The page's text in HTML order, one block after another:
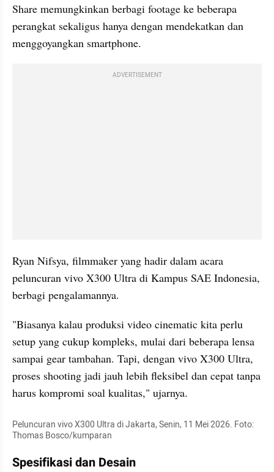
Share memungkinkan berbagi footage ke beberapa
perangkat sekaligus hanya dengan mendekatkan dan
menggoyangkan smartphone.
ADVERTISEMENT
Ryan Nifsya, filmmaker yang hadir dalam acara
peluncuran vivo X300 Ultra di Kampus SAE Indonesia,
berbagi pengalamannya.
"Biasanya kalau produksi video cinematic kita perlu
setup yang cukup kompleks, mulai dari beberapa lensa
sampai gear tambahan. Tapi, dengan vivo X300 Ultra,
proses shooting jadi jauh lebih fleksibel dan cepat tanpa
harus kompromi soal kualitas," ujarnya.
Peluncuran vivo X300 Ultra di Jakarta, Senin, 11 Mei 2026. Foto:
Thomas Bosco/kumparan
Spesifikasi dan Desain